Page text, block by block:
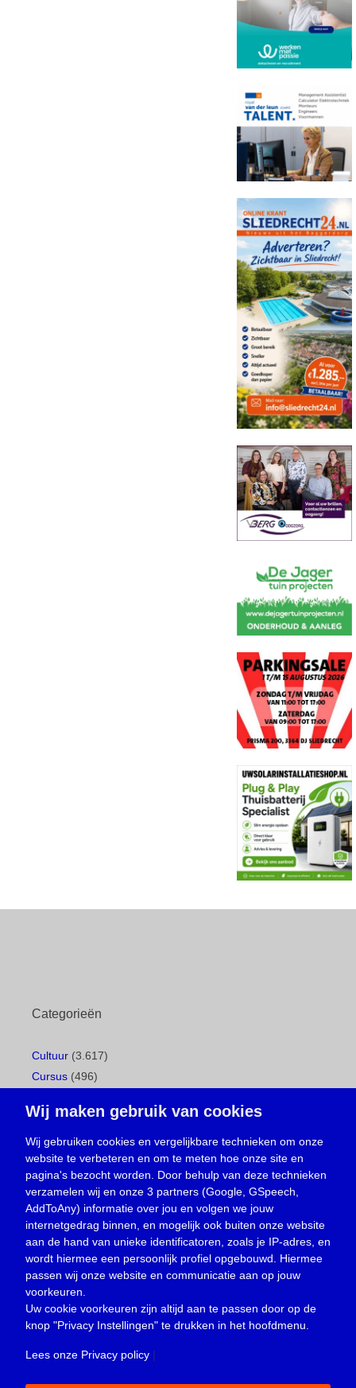
Categorieën
Cultuur (3.617)
Cursus (496)
Gemeentepagina(104)
Ingezonden brief(537)
Media(156)
Nieuws (23.329)
Oproep(734)
Overlijden(39)
Podcast(18)
prijsvraag (5)
Religie (1.438)
Service(226)
Wij maken gebruik van cookies
Wij gebruiken cookies en vergelijkbare technieken om onze
website te verbeteren en om te meten hoe onze site en
pagina's bezocht worden. Door behulp van deze technieken
verzamelen wij en onze 3 partners (Google, GSpeech,
AddToAny) informatie over jou en volgen we jouw
internetgedrag binnen, en mogelijk ook buiten onze website
aan de hand van unieke identificatoren, zoals je IP-adres, en
wordt hiermee een persoonlijk profiel opgebouwd. Hiermee
passen wij onze website en communicatie aan op jouw
voorkeuren.
Uw cookie voorkeuren zijn altijd aan te passen door op de
knop "Privacy Instellingen" te drukken in het hoofdmenu.
Lees onze Privacy policy |